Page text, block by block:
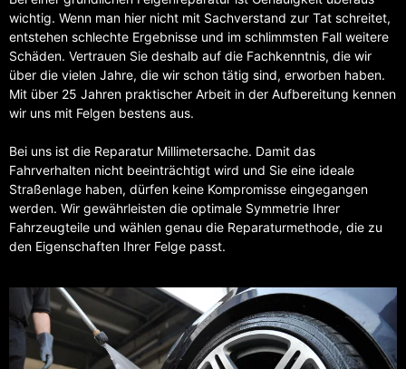
wichtig. Wenn man hier nicht mit Sachverstand zur Tat schreitet,
entstehen schlechte Ergebnisse und im schlimmsten Fall weitere
Schäden. Vertrauen Sie deshalb auf die Fachkenntnis, die wir
über die vielen Jahre, die wir schon tätig sind, erworben haben.
Mit über 25 Jahren praktischer Arbeit in der Aufbereitung kennen
wir uns mit Felgen bestens aus.
Bei uns ist die Reparatur Millimetersache. Damit das
Fahrverhalten nicht beeinträchtigt wird und Sie eine ideale
Straßenlage haben, dürfen keine Kompromisse eingegangen
werden. Wir gewährleisten die optimale Symmetrie Ihrer
Fahrzeugteile und wählen genau die Reparaturmethode, die zu
den Eigenschaften Ihrer Felge passt.